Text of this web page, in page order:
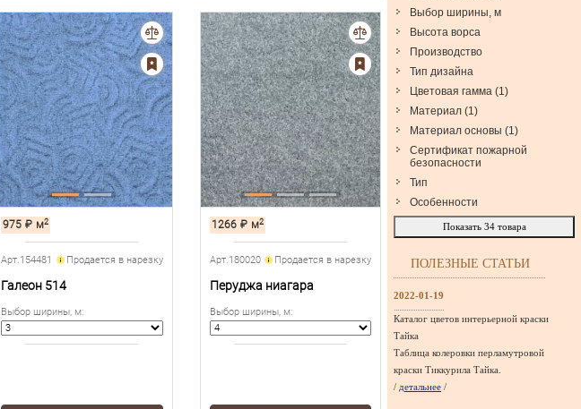
975 ₽ м2
Арт.154481 Продается в нарезку
Галеон 514
Выбор ширины, м:
1266 ₽ м2
Арт.180020 Продается в нарезку
Перуджа ниагара
Выбор ширины, м:
Выбор ширины, м
Высота ворса
Производство
Тип дизайна
Цветовая гамма (1)
Материал (1)
Материал основы (1)
Сертификат пожарной
безопасности
Тип
Особенности
Показать 34 товара
ПОЛЕЗНЫЕ СТАТЬИ
2022-01-19
Каталог цветов интерьерной краски
Тайка
Таблица колеровки перламутровой
краски Тиккурила Тайка.
/ детальнее /